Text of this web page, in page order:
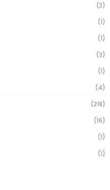
(2)
(1)
(1)
(3)
(1)
(4)
(218)
(16)
(1)
(1)